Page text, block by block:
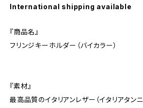
International shipping available
『商品名』
フリンジキーホルダー（バイカラー）
『素材』
最高品質のイタリアンレザー（イタリアタン